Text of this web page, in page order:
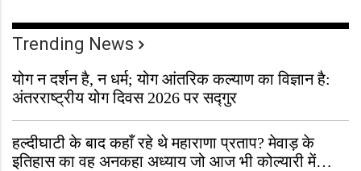
Trending News
योग न दर्शन है, न धर्म; योग आंतरिक कल्याण का विज्ञान है:
अंतरराष्ट्रीय योग दिवस 2026 पर सद्गुर
हल्दीघाटी के बाद कहाँ रहे थे महाराणा प्रताप? मेवाड़ के
इतिहास का वह अनकहा अध्याय जो आज भी कोल्यारी में